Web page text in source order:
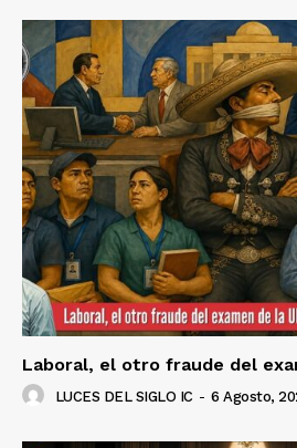
Empresa
Nosotros
Contacto
Política de privacidad
Políticas del Sitio
Información Propietaria /
Mi cuenta
Laboral, el otro fraude del
LUCES DEL SIGLO IC - 6 Agosto,